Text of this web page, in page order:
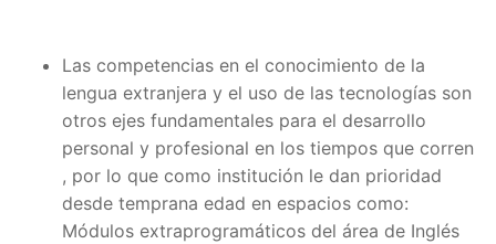
Las competencias en el conocimiento de la
lengua extranjera y el uso de las tecnologías son
otros ejes fundamentales para el desarrollo
personal y profesional en los tiempos que corren
, por lo que como institución le dan prioridad
desde temprana edad en espacios como:
Módulos extraprogramáticos del área de Inglés